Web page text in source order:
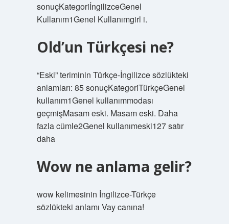
sonuçKategoriİngilizceGenel
Kullanım1Genel Kullanımgirl i.
Old’un Türkçesi ne?
“Eski” teriminin Türkçe-İngilizce sözlükteki
anlamları: 85 sonuçKategoriTürkçeGenel
kullanım1Genel kullanımmodası
geçmişMasam eski. Masam eski. Daha
fazla cümle2Genel kullanımeski127 satır
daha
Wow ne anlama gelir?
wow kelimesinin İngilizce-Türkçe
sözlükteki anlamı Vay canına!